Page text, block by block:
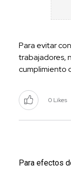
Para evitar
trabajadores,
cumplimiento
0 Likes
Para efectos